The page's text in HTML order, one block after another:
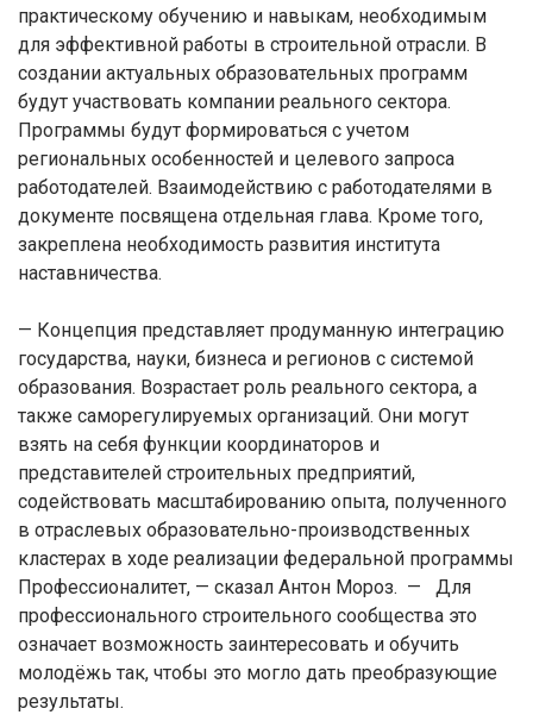
практическому обучению и навыкам, необходимым
для эффективной работы в строительной отрасли. В
создании актуальных образовательных программ
будут участвовать компании реального сектора.
Программы будут формироваться с учетом
региональных особенностей и целевого запроса
работодателей. Взаимодействию с работодателями в
документе посвящена отдельная глава. Кроме того,
закреплена необходимость развития института
наставничества.
— Концепция представляет продуманную интеграцию
государства, науки, бизнеса и регионов с системой
образования. Возрастает роль реального сектора, а
также саморегулируемых организаций. Они могут
взять на себя функции координаторов и
представителей строительных предприятий,
содействовать масштабированию опыта, полученного
в отраслевых образовательно-производственных
кластерах в ходе реализации федеральной программы
Профессионалитет, — сказал Антон Мороз. — Для
профессионального строительного сообщества это
означает возможность заинтересовать и обучить
молодёжь так, чтобы это могло дать преобразующие
результаты.